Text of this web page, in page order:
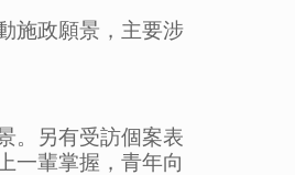
施政願景，主要涉
。另有受訪個案表
一輩掌握，青年向